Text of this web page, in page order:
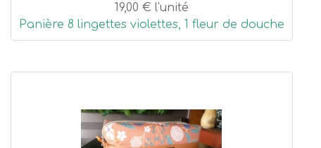
19,00 € l'unité
Panière 8 lingettes violettes, 1 fleur de douche